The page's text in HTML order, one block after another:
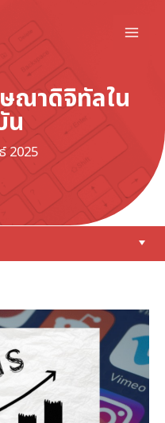
ณาดิจิทัลใน
น
2025